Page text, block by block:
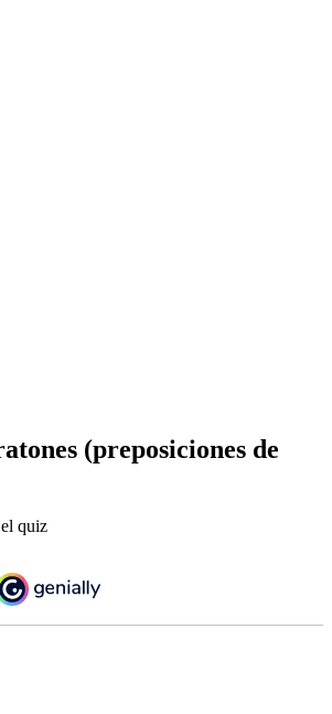
(preposiciones de
quiz